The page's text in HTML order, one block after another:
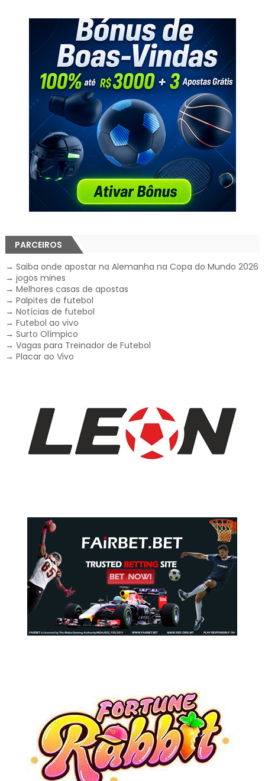
PARCEIROS
→ Saiba onde apostar na Alemanha na Copa do Mundo 2026
→ jogos mines
→ Melhores casas de apostas
→ Palpites de futebol
→ Notícias de futebol
→ Futebol ao vivo
→ Surto Olímpico
→ Vagas para Treinador de Futebol
→ Placar ao Vivo